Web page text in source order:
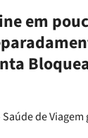
em
de